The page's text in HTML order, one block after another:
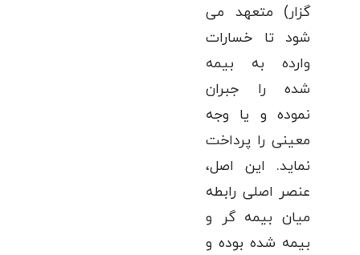
گزار) متعهد می
شود تا خسارات
وارده به بیمه
شده را جبران
نموده و یا وجه
معینی را پرداخت
نماید. این اصل،
عنصر اصلی رابطه
میان بیمه گر و
بیمه شده بوده و